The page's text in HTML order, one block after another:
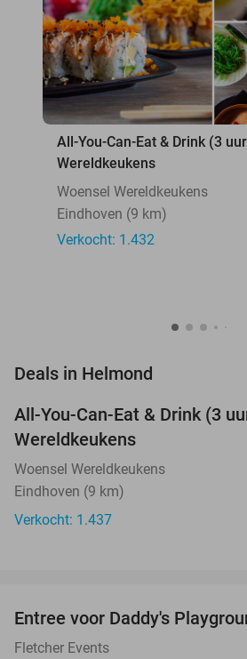
All-You-Can-Eat & Drink (3
Wereldkeukens
Woensel Wereldkeukens
Eindhoven (9 km)
Verkocht: 1.432
Deals in Helmond
All-You-Can-Eat & Drink (3
Wereldkeukens
Woensel Wereldkeukens
Eindhoven (9 km)
Verkocht: 1.437
TODAY
Entree voor Daddy's
Fletcher Events